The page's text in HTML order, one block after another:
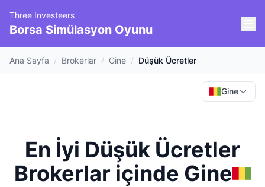
Three Investeers
Borsa Simülasyon Oyunu
Ana Sayfa / Brokerlar / Gine / Düşük Ücretler
Gine
En İyi Düşük Ücretler
Brokerlar içinde Gine